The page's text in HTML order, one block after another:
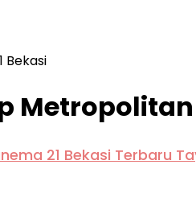
Bekasi
21 Bekasi Terbaru